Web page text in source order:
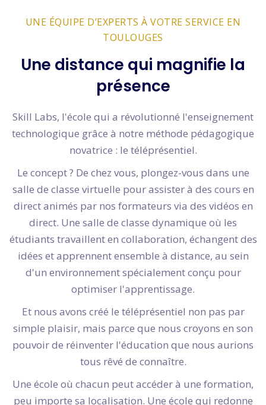
UNE ÉQUIPE D’EXPERTS À VOTRE SERVICE EN
TOULOUGES
Une distance qui magnifie la
présence
Skill Labs, l'école qui a révolutionné l'enseignement
technologique grâce à notre méthode pédagogique
novatrice : le téléprésentiel.
Le concept ? De chez vous, plongez-vous dans une
salle de classe virtuelle pour assister à des cours en
direct animés par nos formateurs via des vidéos en
direct. Une salle de classe dynamique où les
étudiants travaillent en collaboration, échangent des
idées et apprennent ensemble à distance, au sein
d'un environnement spécialement conçu pour
optimiser l'apprentissage.
Et nous avons créé le téléprésentiel non pas par
simple plaisir, mais parce que nous croyons en son
pouvoir de réinventer l'éducation que nous aurions
tous rêvé de connaître.
Une école où chacun peut accéder à une formation,
peu importe sa localisation. Une école qui redonne